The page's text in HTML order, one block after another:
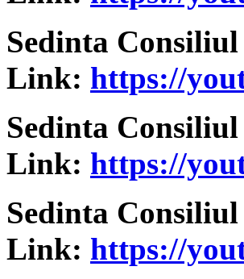
Sedinta
Link: https://
Sedinta
Link: https://
Sedinta
Link: https://